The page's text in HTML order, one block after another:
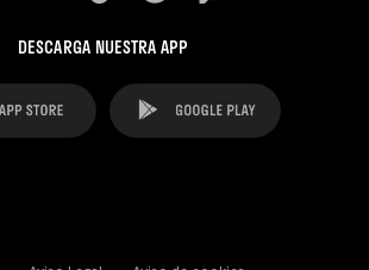
DESCARGA NUESTRA APP